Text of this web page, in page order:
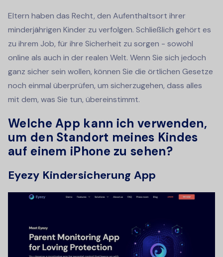
Eltern haben das Recht, den Aufenthaltsort ihrer
minderjährigen Kinder zu verfolgen. Schließlich gehört es
zu ihrem Job, für ihre Sicherheit zu sorgen - sowohl
online als auch in der realen Welt. Wenn Sie sich jedoch
ganz sicher sein wollen, können Sie die örtlichen Gesetze
noch einmal überprüfen, um sicherzugehen, dass alles
mit dem, was Sie tun, übereinstimmt.
Welche App kann ich verwenden,
um den Standort meines Kindes
auf einem iPhone zu sehen?
Eyezy Kindersicherung App